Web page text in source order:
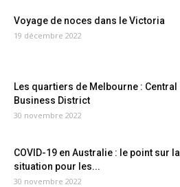
Voyage de noces dans le Victoria
19 décembre 2022
Les quartiers de Melbourne : Central
Business District
30 novembre 2022
COVID-19 en Australie : le point sur la
situation pour les...
30 novembre 2022